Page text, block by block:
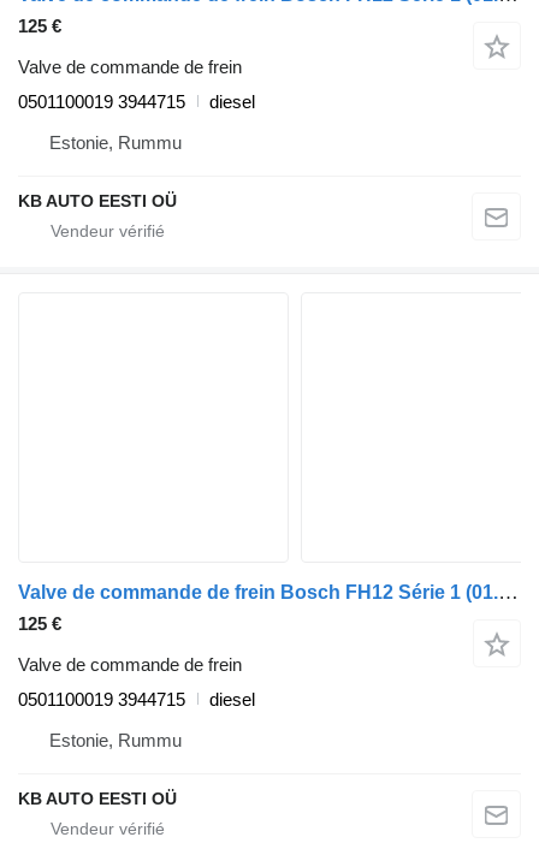
125 €
Valve de commande de frein
0501100019 3944715
diesel
Estonie, Rummu
KB AUTO EESTI OÜ
Valve de commande de frein Bosch FH12 Série 1 (01.93-12.02) 0501100019 pour camion Volvo FH12, FH16, NH12, FH, VNL780 (1993-2014)
125 €
Valve de commande de frein
0501100019 3944715
diesel
Estonie, Rummu
KB AUTO EESTI OÜ